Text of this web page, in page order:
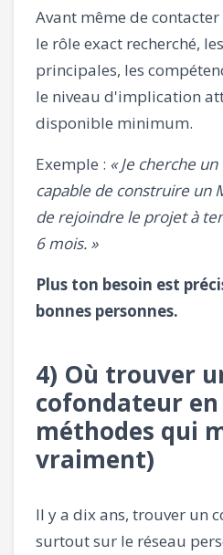
Avant même de
le rôle exact recherché,
principales, les
le niveau d'implication
disponible minimum.
Exemple : « Je cherche
capable de construire un
de rejoindre le projet à
6 mois. »
Plus ton besoin est
bonnes personnes.
4) Où trouver
cofondateur en
méthodes qui
vraiment)
Il y a dix ans, trouver un
surtout sur le réseau